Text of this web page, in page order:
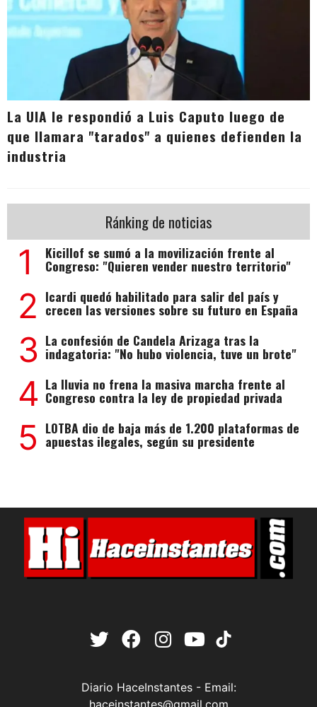
La UIA le respondió a Luis Caputo luego de
que llamara "tarados" a quienes defienden la
industria
Ránking de noticias
1 Kicillof se sumó a la movilización frente al
Congreso: "Quieren vender nuestro territorio"
2 Icardi quedó habilitado para salir del país y
crecen las versiones sobre su futuro en España
3 La confesión de Candela Arizaga tras la
indagatoria: "No hubo violencia, tuve un brote"
4 La lluvia no frena la masiva marcha frente al
Congreso contra la ley de propiedad privada
5 LOTBA dio de baja más de 1.200 plataformas de
apuestas ilegales, según su presidente
Diario HaceInstantes - Email: